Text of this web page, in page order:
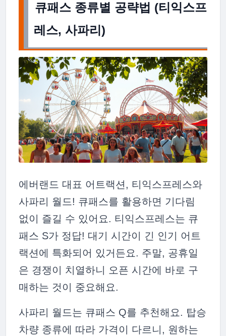
큐패스 종류별 공략법 (티익스프
레스, 사파리)
에버랜드 대표 어트랙션, 티익스프레스와
사파리 월드! 큐패스를 활용하면 기다림
없이 즐길 수 있어요. 티익스프레스는 큐
패스 S가 정답! 대기 시간이 긴 인기 어트
랙션에 특화되어 있거든요. 주말, 공휴일
은 경쟁이 치열하니 오픈 시간에 바로 구
매하는 것이 중요해요.
사파리 월드는 큐패스 Q를 추천해요. 탑승
차량 종류에 따라 가격이 다르니, 원하는